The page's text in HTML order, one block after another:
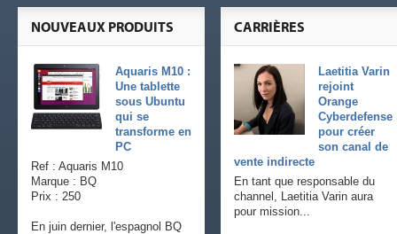
CARRIÈRES
Laetitia Varin
rejoint
Orange
Cyberdefense
pour créer
son canal de
vente indirecte
En tant que responsable du
channel, Laetitia Varin aura
pour mission...
NOUVEAUX PRODUITS
Aquaris M10 :
Une tablette
sous Ubuntu
qui se
transforme en
PC
Ref : Aquaris M10
Marque : BQ
Prix : 250
En juin dernier, l'espagnol BQ